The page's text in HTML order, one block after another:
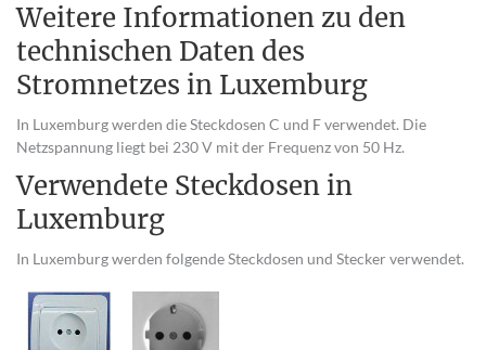
Weitere Informationen zu den
technischen Daten des
Stromnetzes in Luxemburg
In Luxemburg werden die Steckdosen C und F verwendet. Die
Netzspannung liegt bei 230 V mit der Frequenz von 50 Hz.
Verwendete Steckdosen in
Luxemburg
In Luxemburg werden folgende Steckdosen und Stecker verwendet.